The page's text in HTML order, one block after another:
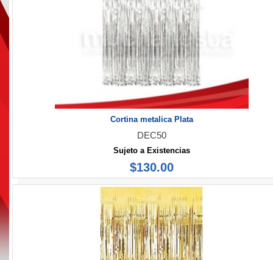
Cortina metalica Plata
DEC50
Sujeto a Existencias
$130.00